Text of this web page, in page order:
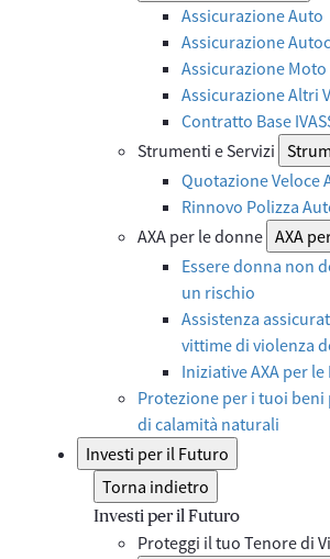
Assicurazione Auto
Assicurazione
Assicurazione Moto
Assicurazione Altri
Contratto Base
Strumenti e Servizi
Quotazione Veloce
Rinnovo Polizza
AXA per le donne AXA
Essere donna non
un rischio
Assistenza
vittime di violenza
Iniziative AXA per
Protezione per i tuoi beni
di calamità naturali
Investi per il Futuro
Torna indietro
Investi per il Futuro
Proteggi il tuo Tenore di